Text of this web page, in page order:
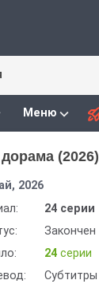
Меню
(2026)
2026
24 серии
Закончен
24серии
Субтитры